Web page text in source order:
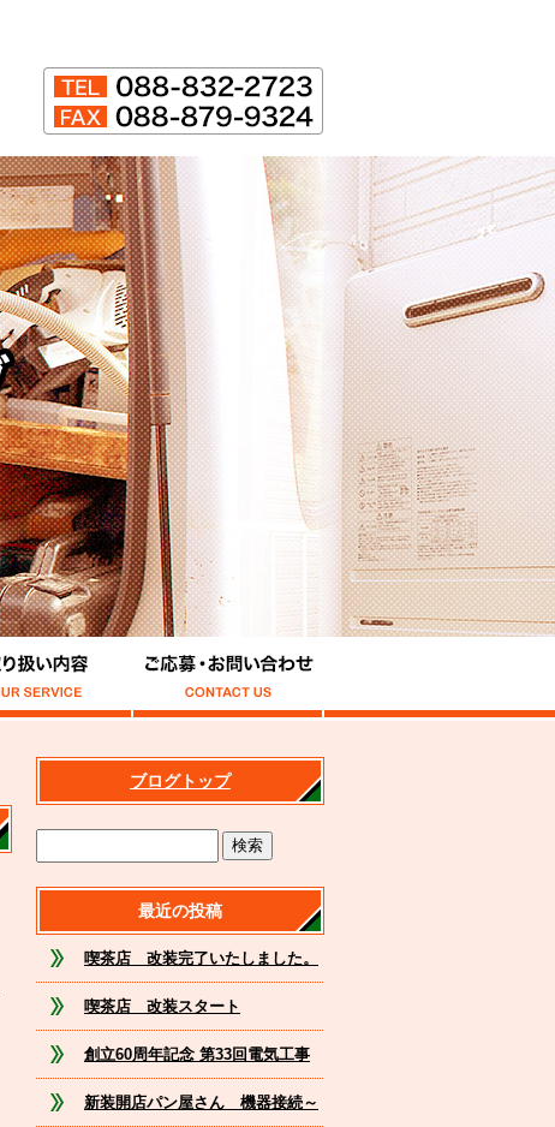
ブログトップ
最近の投稿
喫茶店 改装完了いたしました。
喫茶店 改装スタート
創立60周年記念 第33回電気工事
業全国大会参加いたしました
新装開店パン屋さん 機器接続～